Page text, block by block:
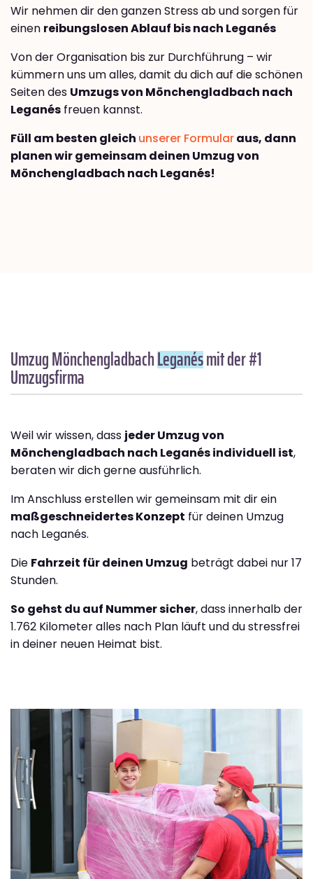
Wir nehmen dir den ganzen Stress ab und sorgen für
einen reibungslosen Ablauf bis nach Leganés
Von der Organisation bis zur Durchführung – wir
kümmern uns um alles, damit du dich auf die schönen
Seiten des Umzugs von Mönchengladbach nach
Leganés freuen kannst.
Füll am besten gleich unserer Formularaus, dann
planen wir gemeinsam deinen Umzug von
Mönchengladbach nach Leganés!
Umzug MönchengladbachLeganésmit der #1
Umzugsfirma
Weil wir wissen, dass jeder Umzug von
Mönchengladbach nach Leganés individuell ist,
beraten wir dich gerne ausführlich.
Im Anschluss erstellen wir gemeinsam mit dir ein
maßgeschneidertes Konzept für deinen Umzug
nach Leganés.
Die Fahrzeit für deinen Umzug beträgt dabei nur 17
Stunden.
So gehst du auf Nummer sicher, dass innerhalb der
1.762 Kilometer alles nach Plan läuft und du stressfrei
in deiner neuen Heimat bist.